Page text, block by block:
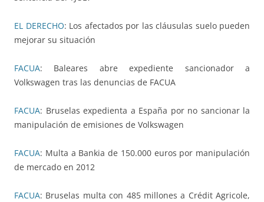
EL DERECHO: Los afectados por las cláusulas suelo pueden
mejorar su situación
FACUA: Baleares abre expediente sancionador a
Volkswagen tras las denuncias de FACUA
FACUA: Bruselas expedienta a España por no sancionar la
manipulación de emisiones de Volkswagen
FACUA: Multa a Bankia de 150.000 euros por manipulación
de mercado en 2012
FACUA: Bruselas multa con 485 millones a Crédit Agricole,